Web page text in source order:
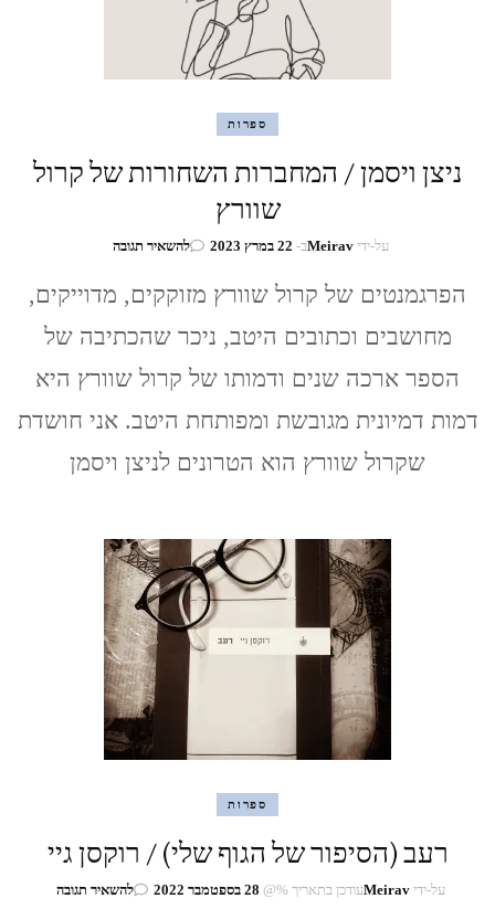
ספרות
ניצן ויסמן / המחברות השחורות של קרול
שוורץ
על-ידי Meiravב- 22 במרץ 2023 להשאיר תגובהבנושא
ויסמן
המחברות
של
שוורץ
הפרגמנטים של קרול שוורץ מזוקקים, מדוייקים,
מחושבים וכתובים היטב, ניכר שהכתיבה של
הספר ארכה שנים ודמותו של קרול שוורץ היא
דמות דמיונית מגובשת ומפותחת היטב. אני חושדת
שקרול שוורץ הוא הטרונים לניצן ויסמן
ספרות
רעב (הסיפור של הגוף שלי) / רוקסן גיי
על-ידי Meiravעודכן בתאריך %@ 28 בספטמבר 2022 להשאיר תגובהבנושא